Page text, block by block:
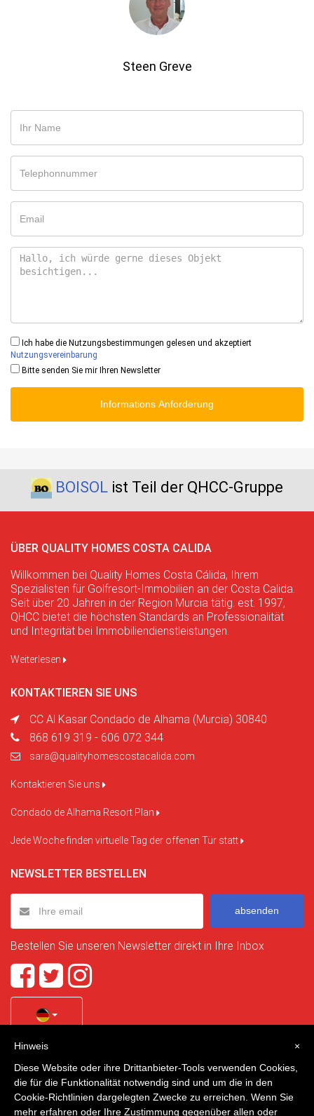
Steen Greve
Ich habe die Nutzungsbestimmungen gelesen und akzeptiert
Nutzungsvereinbarung
Bitte senden Sie mir Ihren Newsletter
Informations Anforderung
BOISOL ist Teil der QHCC-Gruppe
ÜBER QUALITY HOMES COSTA CALIDA
Willkommen bei Quality Homes Costa Cálida, Ihrem
Spezialisten für Golfresort-Immobilien an der Costa Calida.
Seit über 20 Jahren in der Region Murcia tätig. est. 1997,
QHCC bietet die höchsten Standards an Professionalität
und Integrität bei Immobiliendienstleistungen.
Weiterlesen
KONTAKTIEREN SIE UNS
CC Al Kasar Condado de Alhama (Murcia) 30840
868 619 319 - 606 072 344
sara@qualityhomescostacalida.com
Kontaktieren Sie uns
Condado de Alhama Resort Plan
Jede Woche finden virtuelle Tag der offenen Tür statt
NEWSLETTER BESTELLEN
absenden
Bestellen Sie unseren Newsletter direkt in Ihre Inbox
Quality Homes Costa Calida is a registered trademark of
La Manga Holiday Home SL duly registered with CIF / tax
no. B-30750053 and address: Bella Luz 07-05, 30389 La
Manga Club, Cartagena, Murcia, Spain.
×
Hinweis
Diese Website oder ihre Drittanbieter-Tools verwenden Cookies,
die für die Funktionalität notwendig sind und um die in den
Cookie-Richtlinien dargelegten Zwecke zu erreichen. Wenn Sie
mehr erfahren oder Ihre Zustimmung gegenüber allen oder